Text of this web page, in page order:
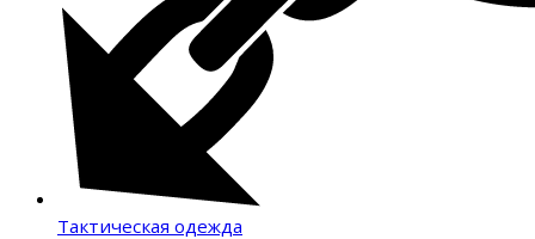
Тактическая одежда